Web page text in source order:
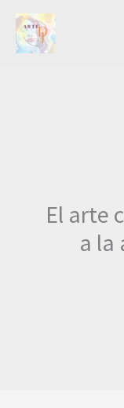
Skip
El arte
a la